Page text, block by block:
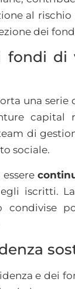
al
dei
fondi
una serie
di
sociale.
essere
iscritti.
e dei